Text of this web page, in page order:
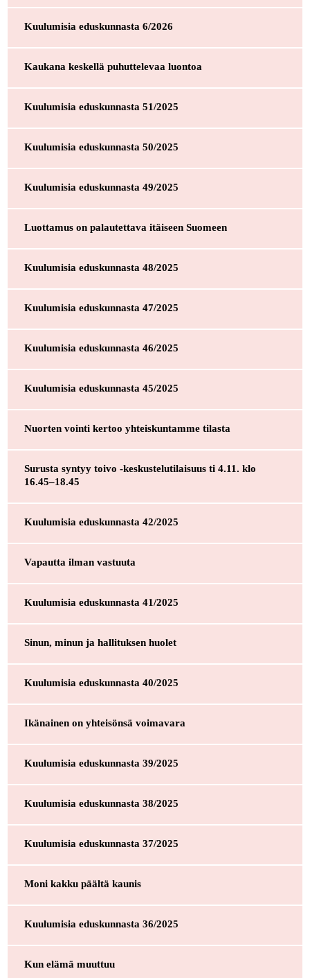
Kuulumisia eduskunnasta 6/2026
Kaukana keskellä puhuttelevaa luontoa
Kuulumisia eduskunnasta 51/2025
Kuulumisia eduskunnasta 50/2025
Kuulumisia eduskunnasta 49/2025
Luottamus on palautettava itäiseen Suomeen
Kuulumisia eduskunnasta 48/2025
Kuulumisia eduskunnasta 47/2025
Kuulumisia eduskunnasta 46/2025
Kuulumisia eduskunnasta 45/2025
Nuorten vointi kertoo yhteiskuntamme tilasta
Surusta syntyy toivo -keskustelutilaisuus ti 4.11. klo
16.45–18.45
Kuulumisia eduskunnasta 42/2025
Vapautta ilman vastuuta
Kuulumisia eduskunnasta 41/2025
Sinun, minun ja hallituksen huolet
Kuulumisia eduskunnasta 40/2025
Ikänainen on yhteisönsä voimavara
Kuulumisia eduskunnasta 39/2025
Kuulumisia eduskunnasta 38/2025
Kuulumisia eduskunnasta 37/2025
Moni kakku päältä kaunis
Kuulumisia eduskunnasta 36/2025
Kun elämä muuttuu